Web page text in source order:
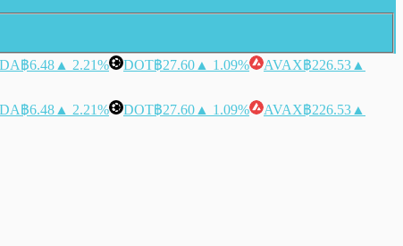
฿6.48 ▲ 2.21% DOT฿27.60 ▲ 1.09% AVAX฿226.53 ▲
฿6.48 ▲ 2.21% DOT฿27.60 ▲ 1.09% AVAX฿226.53 ▲